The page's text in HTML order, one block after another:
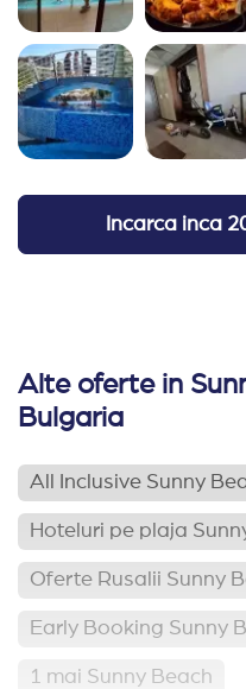
Incarca inca
Alte oferte in
Bulgaria
All Inclusive Sunny
Hoteluri pe plaja
Oferte Rusalii Sunny
Early Booking Sunny
1 mai Sunny Beach